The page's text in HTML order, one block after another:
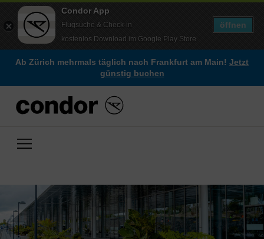
Condor App
Flugsuche & Check-in
kostenlos Download im Google Play Store
öffnen
Ab Zürich mehrmals täglich nach Frankfurt am Main! Jetzt
günstig buchen